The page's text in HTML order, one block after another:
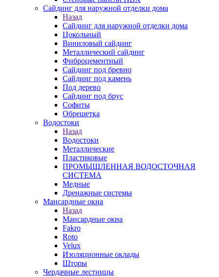
Сайдинг для наружной отделки дома
Назад
Сайдинг для наружной отделки дома
Цокольный
Виниловый сайдинг
Металлический сайдинг
Фиброцементный
Сайдинг под бревно
Сайдинг под камень
Под дерево
Сайдинг под брус
Софиты
Обрешетка
Водостоки
Назад
Водостоки
Металлические
Пластиковые
ПРОМЫШЛЕННАЯ ВОДОСТОЧНАЯ
СИСТЕМА
Медные
Дренажные системы
Мансардные окна
Назад
Мансардные окна
Fakro
Roto
Velux
Изоляционные оклады
Шторы
Чердачные лестницы